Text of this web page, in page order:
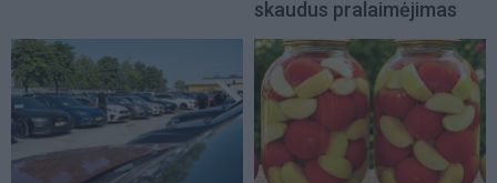
skaudus pralaimėjimas